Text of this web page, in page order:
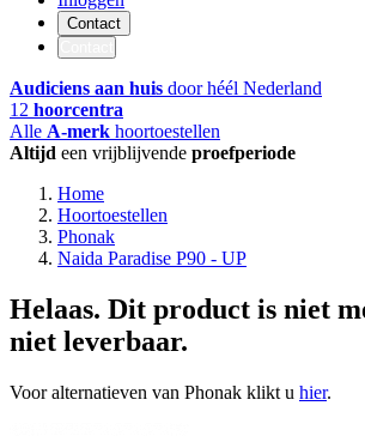
Contact
Audiciens aan huis door héél Nederland
12 hoorcentra
Alle A-merk hoortoestellen
Altijd een vrijblijvende proefperiode
Home
Hoortoestellen
Phonak
Naida Paradise P90 - UP
Helaas. Dit product is niet
niet leverbaar.
Voor alternatieven van Phonak klikt u hier.